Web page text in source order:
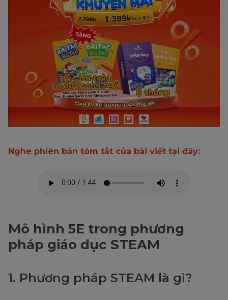
Nghe phiên bản tóm tắt của bài viết tại đây:
Mô hình 5E trong phương
pháp giáo dục STEAM
1. Phương pháp STEAM là gì?